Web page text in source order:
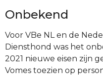
Onbekend
Voor VBe NL en de
Diensthond was het
2021 nieuwe eisen zijn
Vomes toezien op